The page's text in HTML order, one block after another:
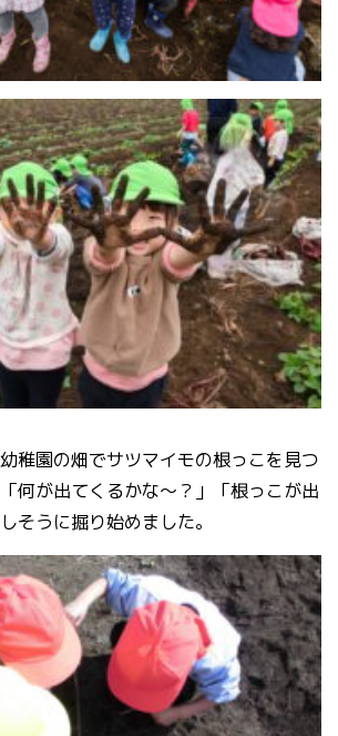
稚園の畑でサツマイモの根っこを見つ
何が出てくるかな～？」「根っこが出
そうに掘り始めました。